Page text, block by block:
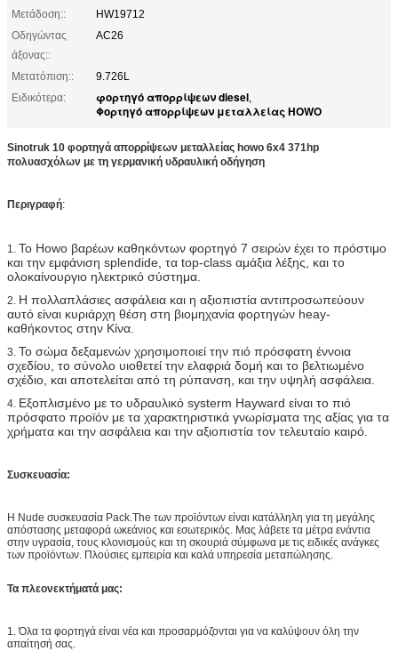
Μετάδοση::
HW19712
Οδηγώντας
άξονας::
AC26
Μετατόπιση::
9.726L
Ειδικότερα:
φορτηγό απορρίψεων diesel,
Φορτηγό απορρίψεων μεταλλείας HOWO
Sinotruk 10 φορτηγά απορρίψεων μεταλλείας howo 6x4 371hp
πολυασχόλων με τη γερμανική υδραυλική οδήγηση
Περιγραφή:
1. Το Howo βαρέων καθηκόντων φορτηγό 7 σειρών έχει το πρόστιμο
και την εμφάνιση splendide, τα top-class αμάξια λέξης, και το
ολοκαίνουργιο ηλεκτρικό σύστημα.
2. Η πολλαπλάσιες ασφάλεια και η αξιοπιστία αντιπροσωπεύουν
αυτό είναι κυριάρχη θέση στη βιομηχανία φορτηγών heay-
καθήκοντος στην Κίνα.
3. Το σώμα δεξαμενών χρησιμοποιεί την πιό πρόσφατη έννοια
σχεδίου, το σύνολο υιοθετεί την ελαφριά δομή και το βελτιωμένο
σχέδιο, και αποτελείται από τη ρύπανση, και την υψηλή ασφάλεια.
4. Εξοπλισμένο με το υδραυλικό systerm Hayward είναι το πιό
πρόσφατο προϊόν με τα χαρακτηριστικά γνωρίσματα της αξίας για τα
χρήματα και την ασφάλεια και την αξιοπιστία τον τελευταίο καιρό.
Συσκευασία:
Η Nude συσκευασία Pack.The των προϊόντων είναι κατάλληλη για τη μεγάλης
απόστασης μεταφορά ωκεάνιος και εσωτερικός. Μας λάβετε τα μέτρα ενάντια
στην υγρασία, τους κλονισμούς και τη σκουριά σύμφωνα με τις ειδικές ανάγκες
των προϊόντων. Πλούσιες εμπειρία και καλά υπηρεσία μεταπώλησης.
Τα πλεονεκτήματά μας:
1.Όλα τα φορτηγά είναι νέα και προσαρμόζονται για να καλύψουν όλη την
απαίτησή σας.